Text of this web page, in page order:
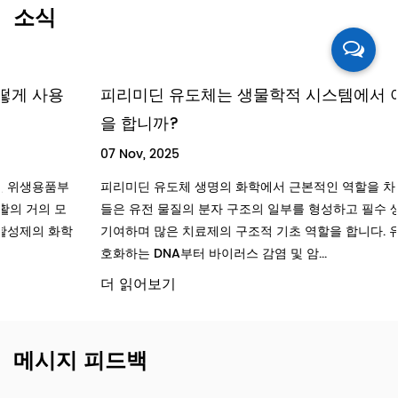
소식
피리미딘 유도체는 생물학적 시스템에서 어떤 역할
피리미딘 유도체 생명의 화학에서 근본적인 역할을 차지합니다. 이
들은 유전 물질의 분자 구조의 일부를 형성하고 필수 생화학 반응에
기여하며 많은 치료제의 구조적 기초 역할을 합니다. 유전 정보를 암
호화하는 DNA부터 바이러스 감염 및 암...
메시지 피드백